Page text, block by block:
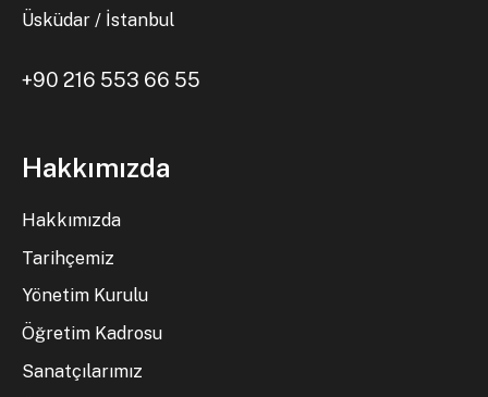
Üsküdar / İstanbul
+90 216 553 66 55
Hakkımızda
Hakkımızda
Tarihçemiz
Yönetim Kurulu
Öğretim Kadrosu
Sanatçılarımız